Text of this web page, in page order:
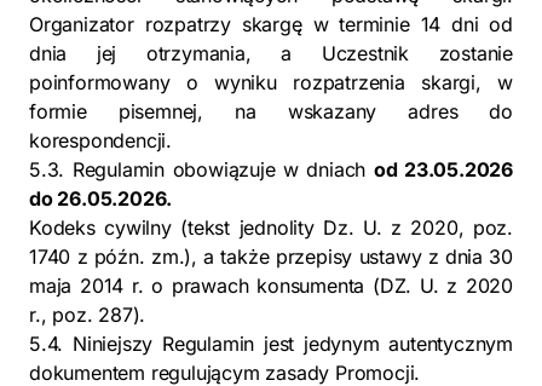
Organizator rozpatrzy skargę w terminie 14 dni od
dnia jej otrzymania, a Uczestnik zostanie
poinformowany o wyniku rozpatrzenia skargi, w
formie pisemnej, na wskazany adres do
korespondencji.
5.3. Regulamin obowiązuje w dniach od 23.05.2026
do 26.05.2026.
Kodeks cywilny (tekst jednolity Dz. U. z 2020, poz.
1740 z późn. zm.), a także przepisy ustawy z dnia 30
maja 2014 r. o prawach konsumenta (DZ. U. z 2020
r., poz. 287).
5.4. Niniejszy Regulamin jest jedynym autentycznym
dokumentem regulującym zasady Promocji.